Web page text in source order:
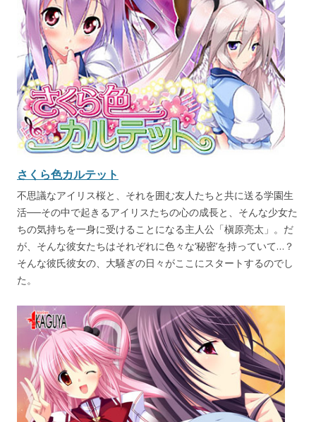
さくら色カルテット
不思議なアイリス桜と、それを囲む友人たちと共に送る学園生
活──その中で起きるアイリスたちの心の成長と、そんな少女た
ちの気持ちを一身に受けることになる主人公「槇原亮太」。だ
が、そんな彼女たちはそれぞれに色々な‘秘密’を持っていて…？
そんな彼氏彼女の、大騒ぎの日々がここにスタートするのでし
た。